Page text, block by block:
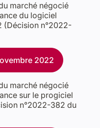
marché négocié
du logiciel
(Décision n°2022-
2022
marché négocié
sur le progiciel
n°2022-382 du